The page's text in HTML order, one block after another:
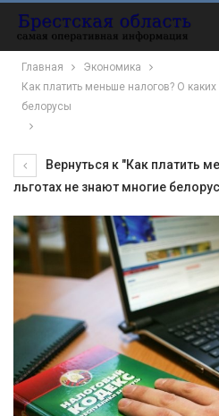
Главная
Экономика
Как платить меньше налогов? О
белорусы
Вернуться к "Как платить
льготах не знают многие